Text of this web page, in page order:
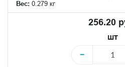
Вес: 0.279 кг
256.20
шт
−